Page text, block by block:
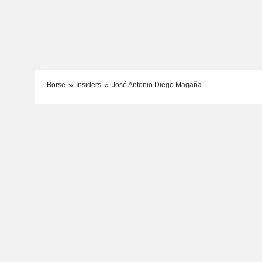
Börse Insiders José Antonio Diego Magaña